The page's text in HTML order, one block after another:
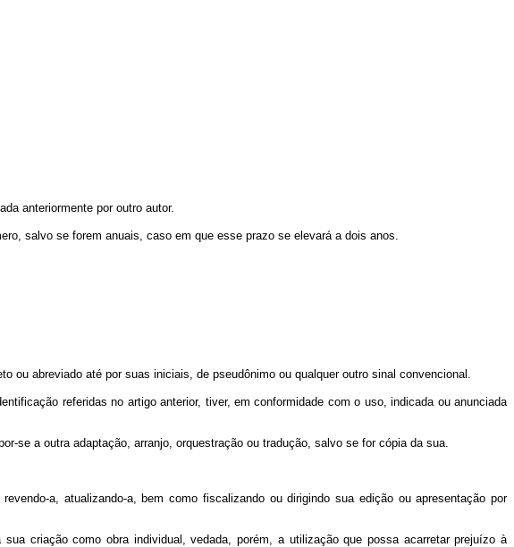
anteriormente por outro autor.
salvo se forem anuais, caso em que esse prazo se elevará a dois anos.
abreviado até por suas iniciais, de pseudônimo ou qualquer outro sinal convencional.
referidas no artigo anterior, tiver, em conformidade com o uso, indicada ou anunciada
se a outra adaptação, arranjo, orquestração ou tradução, salvo se for cópia da sua.
a, atualizando-a, bem como fiscalizando ou dirigindo sua edição ou apresentação por
criação como obra individual, vedada, porém, a utilização que possa acarretar prejuízo à